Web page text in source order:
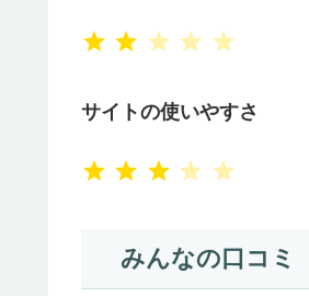
⭐⭐
サイトの使いやすさ
⭐⭐⭐
みんなの口コミ